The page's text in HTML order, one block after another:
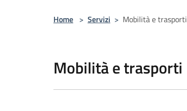
Home > Servizi > Mobilità e trasporti
Mobilità e trasporti